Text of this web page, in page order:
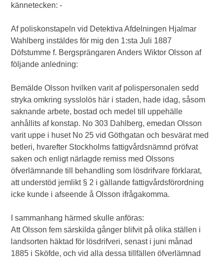
kännetecken: -
Af poliskonstapeln vid Detektiva Afdelningen Hjalmar
Wahlberg instäldes för mig den 1:sta Juli 1887
Döfstumme f. Bergsprängaren Anders Wiktor Olsson af
följande anledning:
Bemälde Olsson hvilken varit af polispersonalen sedd
stryka omkring sysslolös här i staden, hade idag, såsom
saknande arbete, bostad och medel till uppehälle
anhållits af konstap. No 303 Dahlberg, emedan Olsson
varit uppe i huset No 25 vid Göthgatan och besvärat med
betleri, hvarefter Stockholms fattigvårdsnämnd pröfvat
saken och enligt närlagde remiss med Olssons
öfverlämnande till behandling som lösdrifvare förklarat,
att understöd jemlikt § 2 i gällande fattigvårdsförordning
icke kunde i afseende å Olsson ifrågakomma.
I sammanhang härmed skulle anföras:
Att Olsson fem särskilda gånger blifvit på olika ställen i
landsorten häktad för lösdrifveri, senast i juni månad
1885 i Sköfde, och vid alla dessa tillfällen öfverlämnad